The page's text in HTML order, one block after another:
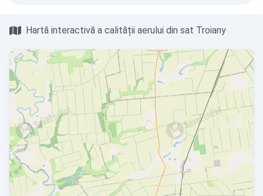
Hartă interactivă a calității aerului din sat Troiany